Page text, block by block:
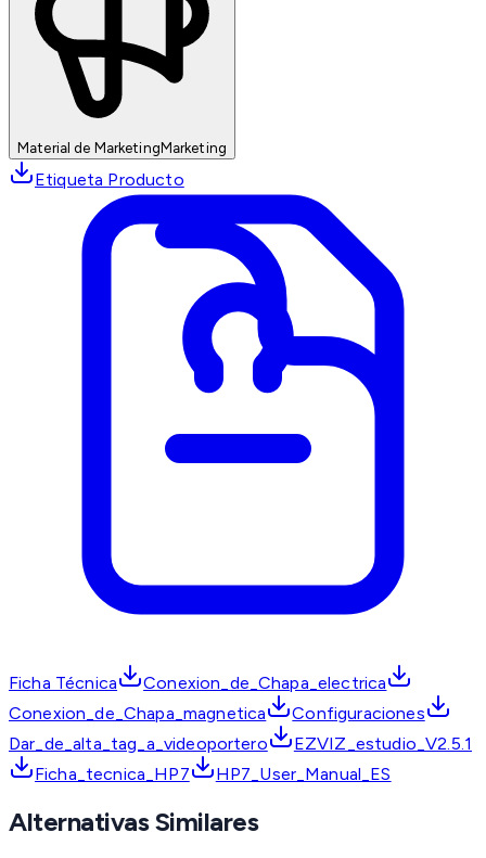
Material de MarketingMarketing
Etiqueta Producto
Ficha Técnica
Conexion_de_Chapa_electrica
Conexion_de_Chapa_magnetica
Configuraciones
Dar_de_alta_tag_a_videoportero
EZVIZ_estudio_V2.5.1
Ficha_tecnica_HP7
HP7_User_Manual_ES
Alternativas Similares